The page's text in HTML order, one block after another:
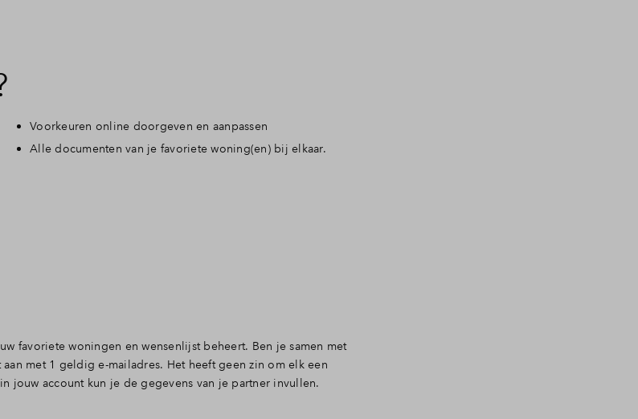
Voorkeuren online doorgeven en aanpassen
Alle documenten van je favoriete woning(en) bij elkaar.
favoriete woningen en wensenlijst beheert. Ben je samen met
met 1 geldig e-mailadres. Het heeft geen zin om elk een
jouw account kun je de gegevens van je partner invullen.